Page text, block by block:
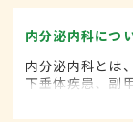
内分泌内科につ
内分泌内科とは
下垂体疾患、副
泌器に関係する
す。